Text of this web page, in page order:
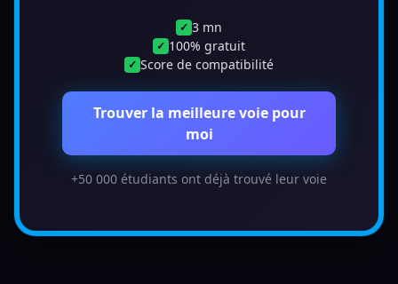
✓ 3 mn
✓ 100% gratuit
✓ Score de compatibilité
Trouver la meilleure voie pour
moi
+50 000 étudiants ont déjà trouvé leur voie